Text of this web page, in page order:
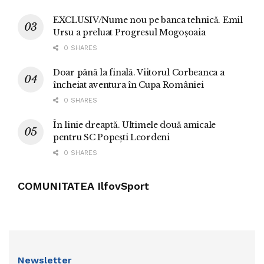
EXCLUSIV/Nume nou pe banca tehnică. Emil
Ursu a preluat Progresul Mogoșoaia
0 SHARES
Doar până la finală. Viitorul Corbeanca a
încheiat aventura în Cupa României
0 SHARES
În linie dreaptă. Ultimele două amicale
pentru SC Popești Leordeni
0 SHARES
COMUNITATEA IlfovSport
Newsletter